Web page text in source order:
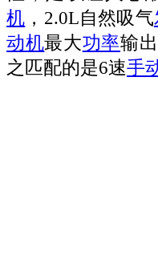
机 ，2.0L自然吸气
动机最大功率输
之匹配的是6速手